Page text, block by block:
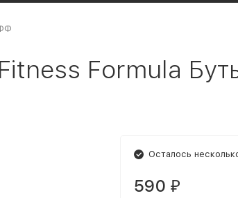
Formula
Осталось
590 ₽